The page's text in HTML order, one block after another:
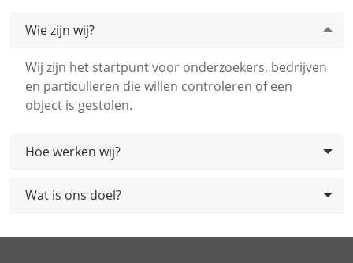
Wie zijn wij?
Wij zijn het startpunt voor onderzoekers, bedrijven
en particulieren die willen controleren of een
object is gestolen.
Hoe werken wij?
Wat is ons doel?